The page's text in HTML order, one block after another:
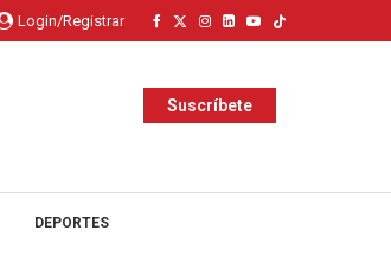
Login/Registrar
Suscríbete
DEPORTES